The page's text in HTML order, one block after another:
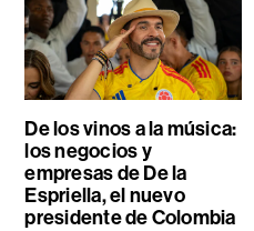
De los vinos a la música:
los negocios y
empresas de De la
Espriella, el nuevo
presidente de Colombia